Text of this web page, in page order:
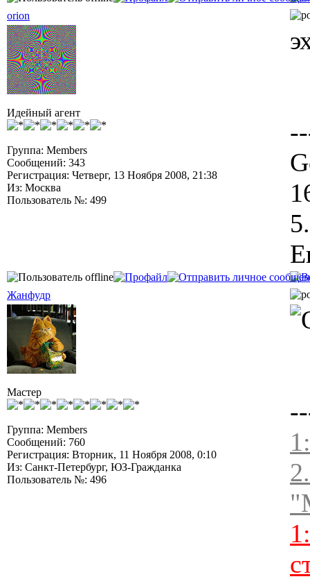
orion
Идейный агент
Группа: Members
Сообщений: 343
Регистрация: Четверг, 13 Ноября 2008, 21:38
Из: Москва
Пользователь №: 499
Жанфудр
Мастер
Группа: Members
Сообщений: 760
Регистрация: Вторник, 11 Ноября 2008, 0:10
Из: Санкт-Петербург, ЮЗ-Гражданка
Пользователь №: 496